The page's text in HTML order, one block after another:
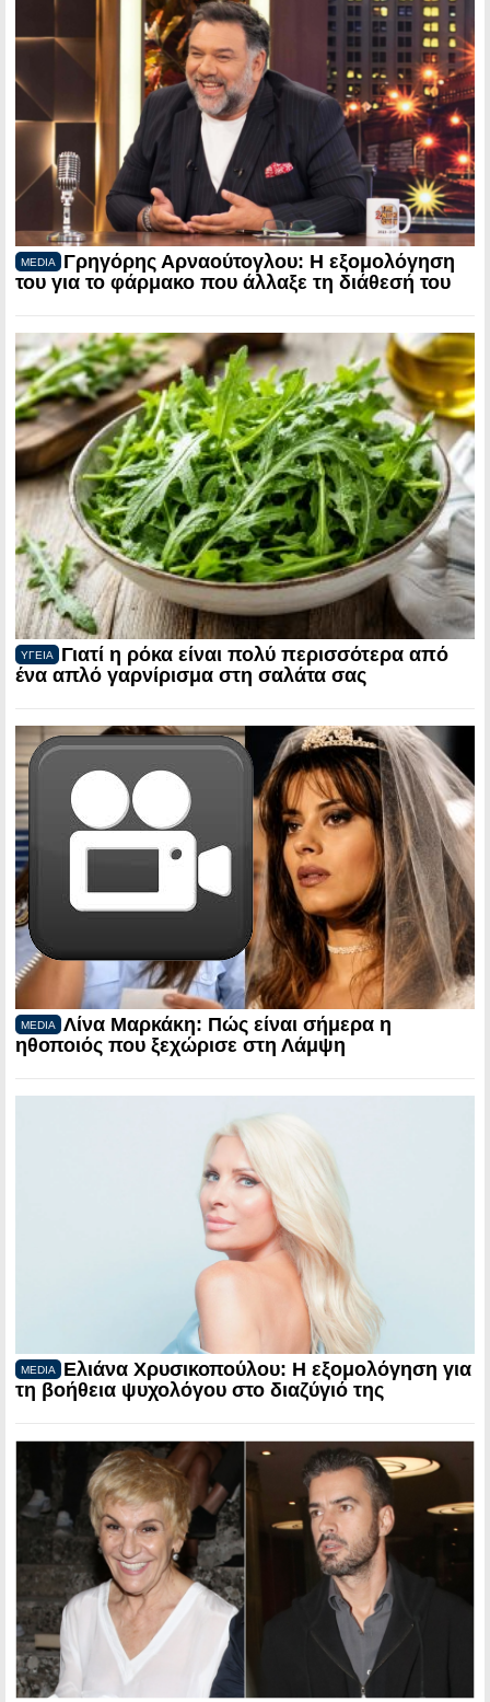
MEDIA
Γρηγόρης Αρναούτογλου: Η εξομολόγηση
του για το φάρμακο που άλλαξε τη διάθεσή του
ΥΓΕΙΑ
Γιατί η ρόκα είναι πολύ περισσότερα από
ένα απλό γαρνίρισμα στη σαλάτα σας
MEDIA
Λίνα Μαρκάκη: Πώς είναι σήμερα η
ηθοποιός που ξεχώρισε στη Λάμψη
MEDIA
Ελιάνα Χρυσικοπούλου: Η εξομολόγηση για
τη βοήθεια ψυχολόγου στο διαζύγιό της